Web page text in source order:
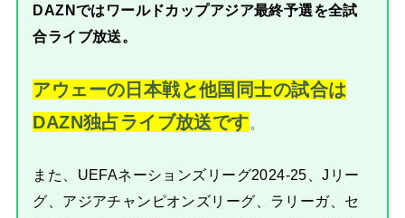
DAZNではワールドカップアジア最終予選を全試
合ライブ放送。
アウェーの日本戦と他国同士の試合は
DAZN独占ライブ放送です。
また、UEFAネーションズリーグ2024-25、Jリー
グ、アジアチャンピオンズリーグ、ラリーガ、セ